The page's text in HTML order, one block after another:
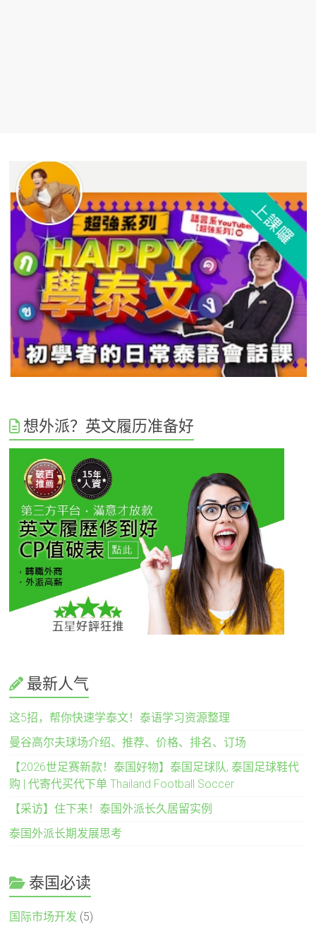
想外派？英文履历准备好
最新人气
这5招，帮你快速学泰文！泰语学习资源整理
曼谷高尔夫球场介绍、推荐、价格、排名、订场
【2026世足赛新款！泰国好物】泰国足球队, 泰国足球鞋代
购 | 代寄代买代下单 Thailand Football Soccer
【采访】住下来！泰国外派长久居留实例
泰国外派长期发展思考
泰国必读
国际市场开发 (5)